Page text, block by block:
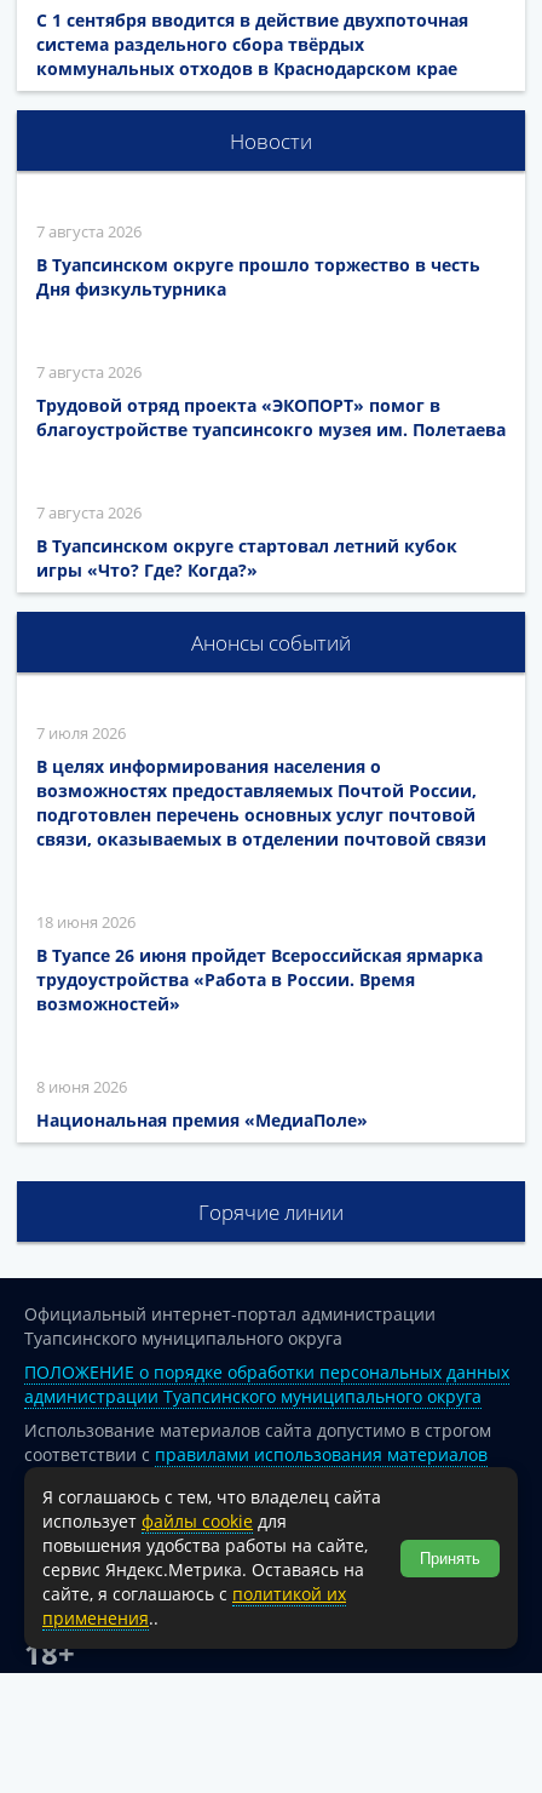
С 1 сентября вводится в действие двухпоточная
система раздельного сбора твёрдых
коммунальных отходов в Краснодарском крае
Новости
7 августа 2026
В Туапсинском округе прошло торжество в честь
Дня физкультурника
7 августа 2026
Трудовой отряд проекта «ЭКОПОРТ» помог в
благоустройстве туапсинсокго музея им. Полетаева
7 августа 2026
В Туапсинском округе стартовал летний кубок
игры «Что? Где? Когда?»
Анонсы событий
7 июля 2026
В целях информирования населения о
возможностях предоставляемых Почтой России,
подготовлен перечень основных услуг почтовой
связи, оказываемых в отделении почтовой связи
18 июня 2026
В Туапсе 26 июня пройдет Всероссийская ярмарка
трудоустройства «Работа в России. Время
возможностей»
8 июня 2026
Национальная премия «МедиаПоле»
Горячие линии
Официальный интернет-портал администрации
Туапсинского муниципального округа
ПОЛОЖЕНИЕ о порядке обработки персональных данных
администрации Туапсинского муниципального округа
Использование материалов сайта допустимо в строгом
соответствии с правилами использования материалов
опубликованных на сайте
При перепечатке и использовании информации ссылка
на источник обязательна.
Для сайтов и страниц сети Интернет обязательна
активная гиперссылка на официальный интернет-портал
администрации Туапсинского муниципального округа.
18+
Я соглашаюсь с тем, что владелец сайта
использует файлы cookie для
повышения удобства работы на сайте,
сервис Яндекс.Метрика. Оставаясь на
сайте, я соглашаюсь с политикой их
применения..
Принять